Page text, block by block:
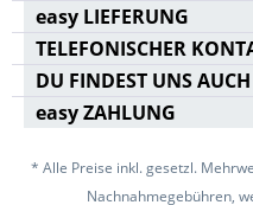
easy LIEFERUNG
TELEFONISCHER
DU FINDEST UNS
easy ZAHLUNG
* Alle Preise inkl. gesetzl.
Nachnahmegebühren,